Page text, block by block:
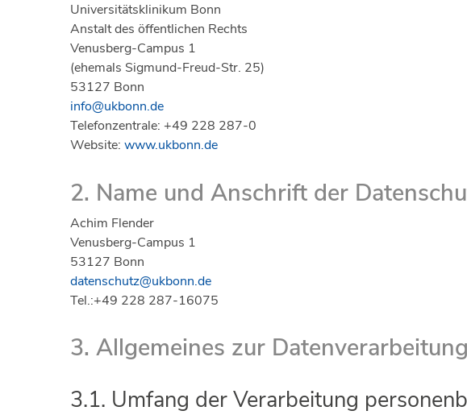
Universitätsklinikum Bonn
Anstalt des öffentlichen Rechts
Venusberg-Campus 1
(ehemals Sigmund-Freud-Str. 25)
53127 Bonn
info@ukbonn.de
Telefonzentrale: +49 228 287-0
Website: www.ukbonn.de
2. Name und Anschrift der
Achim Flender
Venusberg-Campus 1
53127 Bonn
datenschutz@ukbonn.de
Tel.:+49 228 287-16075
3. Allgemeines zur Datenverarbeitung
3.1. Umfang der Verarbeitung